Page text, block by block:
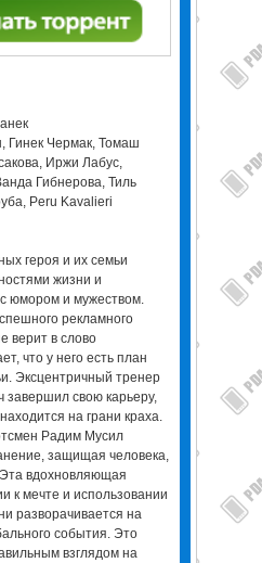
Гинек Чермак, Томаш
Иржи Лабус,
Гибнерова, Тиль
Peru Kavalieri
героя и их семьи
жизни и
юмором и мужеством.
рекламного
верит в слово
что у него есть план
Эксцентричный тренер
завершил свою карьеру,
на грани краха.
Радим Мусил
защищая человека,
вдохновляющая
к мечте и использовании
разворачивается на
события. Это
взглядом на